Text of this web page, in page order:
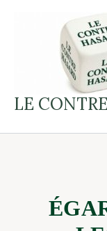
LE
ÉGARÉ
SENTIERS